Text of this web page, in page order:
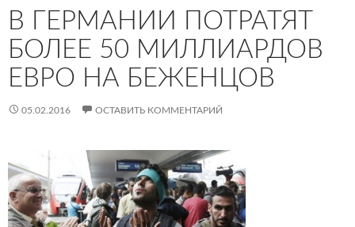
В ГЕРМАНИИ ПОТРАТЯТ
БОЛЕЕ 50 МИЛЛИАРДОВ
ЕВРО НА БЕЖЕНЦОВ
05.02.2016 ОСТАВИТЬ КОММЕНТАРИЙ